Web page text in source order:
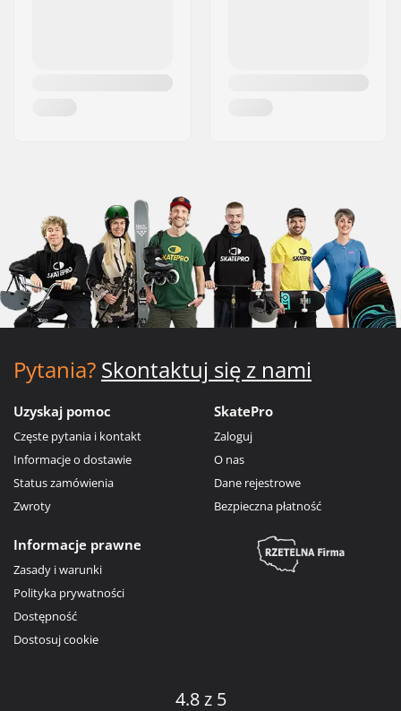
Pytania? Skontaktuj się z nami
Uzyskaj pomoc
Częste pytania i kontakt
Informacje o dostawie
Status zamówienia
Zwroty
SkatePro
Zaloguj
O nas
Dane rejestrowe
Bezpieczna płatność
Informacje prawne
Zasady i warunki
Polityka prywatności
Dostępność
Dostosuj cookie
4.8 z 5